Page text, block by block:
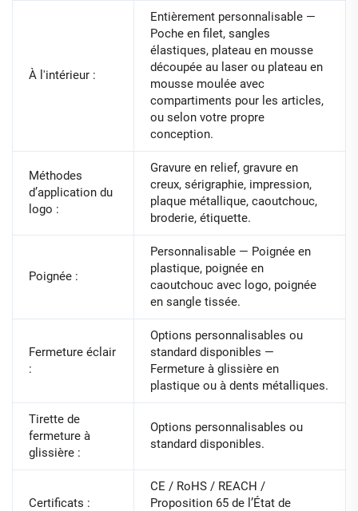
À l'intérieur :
Entièrement personnalisable —
Poche en filet, sangles
élastiques, plateau en mousse
découpée au laser ou plateau en
mousse moulée avec
compartiments pour les articles,
ou selon votre propre
conception.
Méthodes
d’application du
logo :
Gravure en relief, gravure en
creux, sérigraphie, impression,
plaque métallique, caoutchouc,
broderie, étiquette.
Poignée :
Personnalisable — Poignée en
plastique, poignée en
caoutchouc avec logo, poignée
en sangle tissée.
Fermeture éclair
:
Options personnalisables ou
standard disponibles —
Fermeture à glissière en
plastique ou à dents métalliques.
Tirette de
fermeture à
glissière :
Options personnalisables ou
standard disponibles.
Certificats :
CE / RoHS / REACH /
Proposition 65 de l’État de